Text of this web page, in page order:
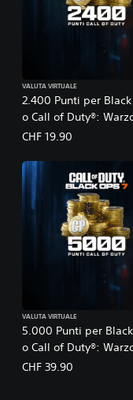
2.400 Punti per
o Call of Duty®:
VALUTA VIRTUALE
CHF 19.90
5.000 Punti per
o Call of Duty®:
VALUTA VIRTUALE
CHF 39.90